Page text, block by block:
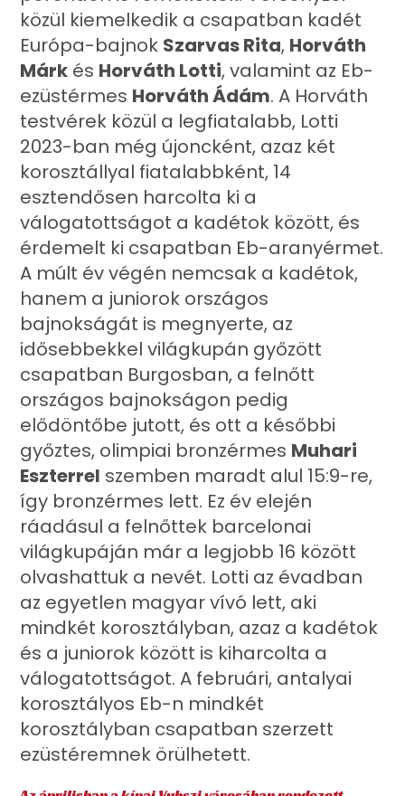
közül kiemelkedik a csapatban kadét
Európa-bajnok Szarvas Rita, Horváth
Márk és Horváth Lotti, valamint az Eb-
ezüstérmes Horváth Ádám. A Horváth
testvérek közül a legfiatalabb, Lotti
2023-ban még újoncként, azaz két
korosztállyal fiatalabbként, 14
esztendősen harcolta ki a
válogatottságot a kadétok között, és
érdemelt ki csapatban Eb-aranyérmet.
A múlt év végén nemcsak a kadétok,
hanem a juniorok országos
bajnokságát is megnyerte, az
idősebbekkel világkupán győzött
csapatban Burgosban, a felnőtt
országos bajnokságon pedig
elődöntőbe jutott, és ott a későbbi
győztes, olimpiai bronzérmes Muhari
Eszterrel szemben maradt alul 15:9-re,
így bronzérmes lett. Ez év elején
ráadásul a felnőttek barcelonai
világkupáján már a legjobb 16 között
olvashattuk a nevét. Lotti az évadban
az egyetlen magyar vívó lett, aki
mindkét korosztályban, azaz a kadétok
és a juniorok között is kiharcolta a
válogatottságot. A februári, antalyai
korosztályos Eb-n mindkét
korosztályban csapatban szerzett
ezüstéremnek örülhetett.